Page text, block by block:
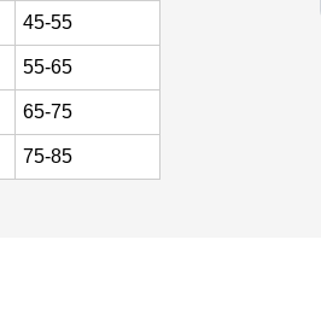
45-55
55-65
65-75
75-85